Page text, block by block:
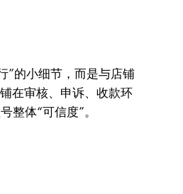
”的小细节，而是与店铺
在审核、申诉、收款环
整体“可信度”。